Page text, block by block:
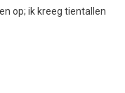
op; ik kreeg tientallen